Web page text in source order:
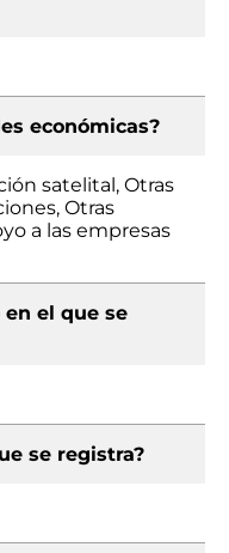
económicas?
satelital, Otras
Otras
a las empresas
el que se
se registra?